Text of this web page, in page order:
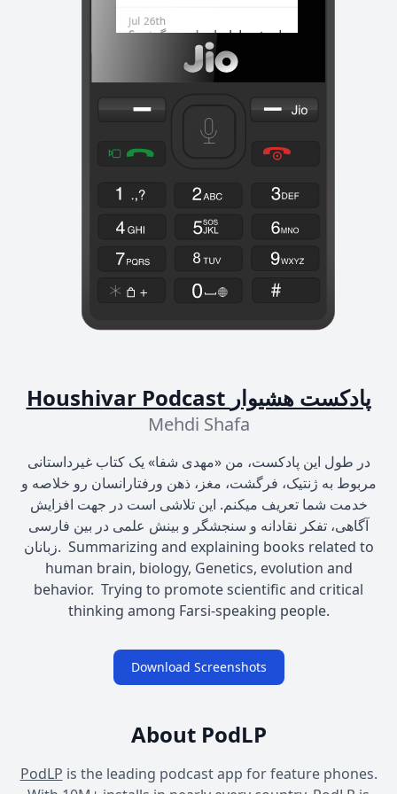
Houshivar Podcast پادکست هشیوار
Mehdi Shafa
در طول این پادکست، من «مهدی شفا» یک‌ کتاب‌ غیر‌‌داستانی
مربوط‌ به ژنتیک، فرگشت، مغز، ذهن و‌رفتار‌انسان ‌رو خلاصه و‌
خدمت شما تعریف میکنم. این تلاشی است در جهت افزایش
آگاهی، تفکر نقادانه و‌ سنجشگر و‌ بینش علمی در بین فارسی
زبانان. Summarizing and explaining books related to
human brain, biology, Genetics, evolution and
behavior. Trying to promote scientific and critical
thinking among Farsi-speaking people.
Download Screenshots
About PodLP
PodLP is the leading podcast app for feature phones.